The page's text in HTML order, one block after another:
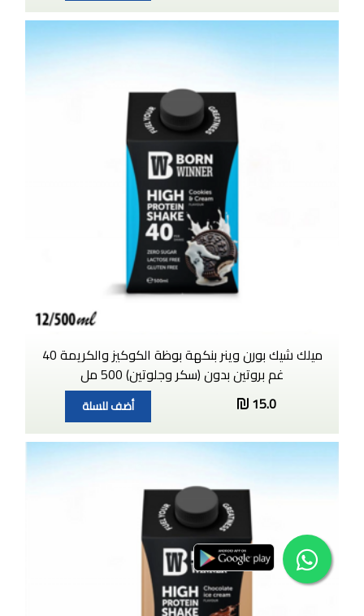
ميلك شيك بورن وينر بنكهة بوظة الكوكيز والكريمة 40
غم بروتين بدون (سكر وجلوتين) 500 مل
15.0
أضف للسلة